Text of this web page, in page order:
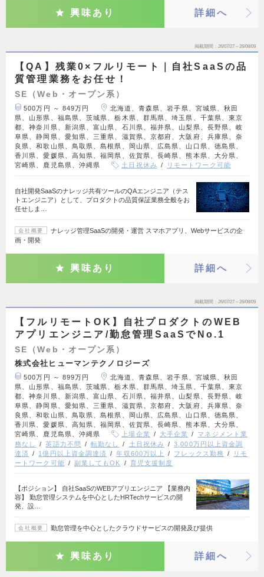
興味あり 詳細へ
掲載期間 26/07/27～26/08/09
【QA】残業0×フルリモート｜自社SaaSの品
質管理業務をお任せ！
SE（Web・オープン系）
500万円 ～ 849万円
北海道、青森県、岩手県、宮城県、秋田
県、山形県、福島県、茨城県、栃木県、群馬県、埼玉県、千葉県、東京
都、神奈川県、新潟県、富山県、石川県、福井県、山梨県、長野県、岐
阜県、静岡県、愛知県、三重県、滋賀県、京都府、大阪府、兵庫県、奈
良県、和歌山県、鳥取県、島根県、岡山県、広島県、山口県、徳島県、
香川県、愛媛県、高知県、福岡県、佐賀県、長崎県、熊本県、大分県、
宮崎県、鹿児島県、沖縄県
土日祝休み リモートワーク可能
自社開発SaaSのナレッジ共有ツールのQAエンジニア（テス
トエンジニア）として、プロダクトの品質保証業務全般をお
任せしま…
会社概要
ナレッジ管理SaaSの開発・運営 スマホアプリ、Webサービスの企
画・開発
興味あり 詳細へ
掲載期間 26/07/27～26/08/09
【フルリモートOK】自社プロダクトのWEB
アプリエンジニア/勤怠管理SaaSでNo.1
SE（Web・オープン系）
株式会社ヒューマンテクノロジーズ
500万円 ～ 899万円
北海道、青森県、岩手県、宮城県、秋田
県、山形県、福島県、茨城県、栃木県、群馬県、埼玉県、千葉県、東京
都、神奈川県、新潟県、富山県、石川県、福井県、山梨県、長野県、岐
阜県、静岡県、愛知県、三重県、滋賀県、京都府、大阪府、兵庫県、奈
良県、和歌山県、鳥取県、島根県、岡山県、広島県、山口県、徳島県、
香川県、愛媛県、高知県、福岡県、佐賀県、長崎県、熊本県、大分県、
宮崎県、鹿児島県、沖縄県
上場企業 大手企業
マネジメント業
務なし
英語力不問 転勤なし 土日祝休み
3,000万円以上資金調
達済
1億円以上資金調達済 年収600万以上 フレックス勤務
リモ
ートワーク可能
副業してもOK 育児支援制度
【ポジション】 自社SaaSのWEBアプリエンジニア 【業務内
容】 勤怠管理システムを中心としたHRTechサービスの開
発、設…
会社概要 勤怠管理を中心としたクラウドサービスの開発及び提供
興味あり 詳細へ